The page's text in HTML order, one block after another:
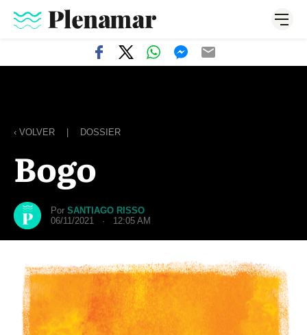
‹ VOLVER DOSSIER
Bogo
Por SANTIAGO RISSO
06/11/2021 · 12:05 AM